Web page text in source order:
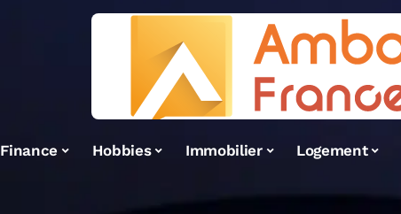
Finance Hobbies Immobilier Logement